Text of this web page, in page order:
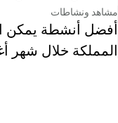
مشاهد ونشاطات
أفضل أنشطة يمكن
المملكة خلال شهر